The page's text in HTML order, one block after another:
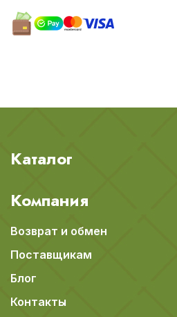
Каталог
Компания
Возврат и обмен
Поставщикам
Блог
Контакты